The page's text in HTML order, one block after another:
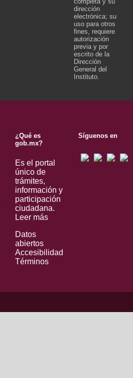
dirección
electrónica; su
uso para otros
fines, requiere
autorización
previa y por
escrito de la
Dirección
General del
Instituto.
¿Qué es
gob.mx?
Es el portal
único de
trámites,
información y
participación
ciudadana.
Leer más
Datos
abiertos
Accesibilidad
Términos
Síguenos en